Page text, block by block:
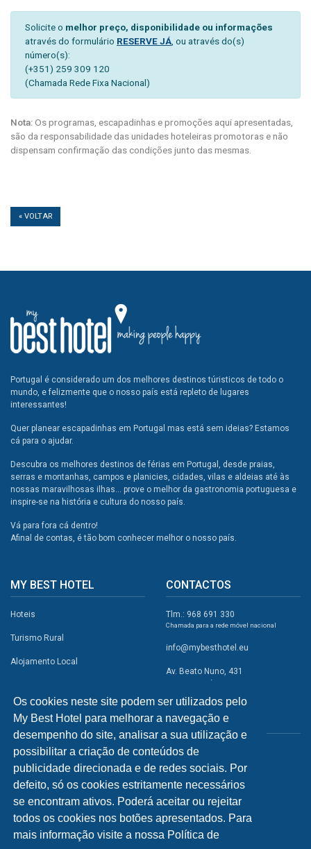
Os cookies neste site podem ser utilizados pelo
My Best Hotel para melhorar a navegação e
desempenho do site, analisar a sua utilização e
possibilitar a criação de conteúdos de
publicidade direcionada e de redes sociais. Por
defeito, só os cookies estritamente necessários
se encontram ativos. Poderá aceitar ou rejeitar
todos os cookies nos botões apresentados. Para
mais informação visite a nossa Política de
Solicite o melhor preço, disponibilidade ou informações
através do formulário RESERVE JÁ , ou através do(s)
número(s):
(+351) 259 309 120
(Chamada Rede Fixa Nacional)
Nota:Os programas, escapadinhas e promoções aqui apresentadas,
são da responsabilidade das unidades hoteleiras promotoras e não
dispensam confirmação das condições junto das mesmas.
« VOLTAR
Portugal é considerado um dos melhores destinos túristicos de todo o
mundo, e felizmente que o nosso país está repleto de lugares
interessantes!
Quer planear escapadinhas em Portugal mas está sem ideias? Estamos
cá para o ajudar.
Descubra os melhores destinos de férias em Portugal, desde praias,
serras e montanhas, campos e planicies, cidades, vilas e aldeias até às
nossas maravilhosas ilhas... prove o melhor da gastronomia portuguesa e
inspire-se na história e cultura do nosso país.
Vá para fora cá dentro!
Afinal de contas, é tão bom conhecer melhor o nosso país.
MY BEST HOTEL
Hoteis
Turismo Rural
Alojamento Local
Campismo
Atividades
Restaurantes
A Visitar
INFORMAÇÕES
Política de Privacidade
CONTACTOS
Tlm.: 968 691 330
Chamada para a rede móvel nacional
info@mybesthotel.eu
Av. Beato Nuno, 431
2495-401 Fátima
REDES SOCIAIS